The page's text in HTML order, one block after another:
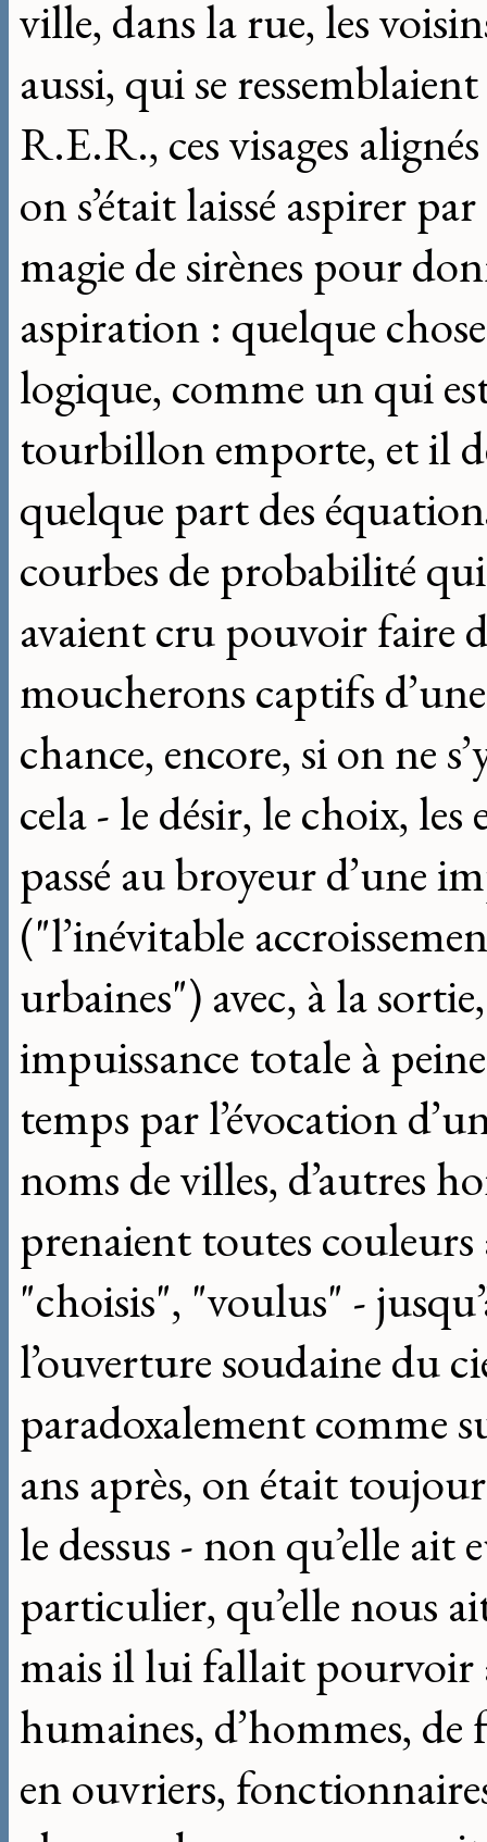
ville, dans la rue, les
aussi, qui se
R.E.R., ces visages
on s’était laissé aspirer
magie de sirènes pour
aspiration : quelque
logique, comme un qui
tourbillon emporte, et il
quelque part des
courbes de probabilité
avaient cru pouvoir faire
moucherons captifs
chance, encore, si on ne
cela - le désir, le choix, les
passé au broyeur d’une
("l’inévitable
urbaines") avec, à la
impuissance totale à
temps par l’évocation
noms de villes, d’autres
prenaient toutes
"choisis", "voulus" -
l’ouverture soudaine du
paradoxalement comme
ans après, on était
le dessus - non qu’elle ait
particulier, qu’elle nous
mais il lui fallait pourvoir
humaines, d’hommes, de
en ouvriers,